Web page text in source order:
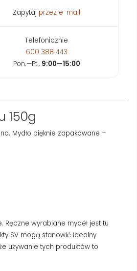
Zapytaj przez e-mail
Telefonicznie
600 388 443
Pon.—Pt., 9:00—15:00
150g
Mydło pięknie zapakowane –
wyrabiane mydeł jest tu
SV mogą stanowić idealny
używanie tych produktów to